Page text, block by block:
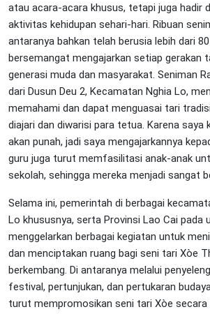
atau acara-acara khusus, tetapi juga hadir
aktivitas kehidupan sehari-hari. Ribuan
antaranya bahkan telah berusia lebih dari
bersemangat mengajarkan setiap gerakan
generasi muda dan masyarakat. Seniman
dari Dusun Deu 2, Kecamatan Nghia Lo,
memahami dan dapat menguasai tari
diajari dan diwarisi para tetua. Karena saya
akan punah, jadi saya mengajarkannya
guru juga turut memfasilitasi anak-anak
sekolah, sehingga mereka menjadi sangat
Selama ini, pemerintah di berbagai
Lo khususnya, serta Provinsi Lao Cai pada
menggelarkan berbagai kegiatan untuk
dan menciptakan ruang bagi seni tari Xòe
berkembang. Di antaranya melalui
festival, pertunjukan, dan pertukaran
turut mempromosikan seni tari Xòe secara